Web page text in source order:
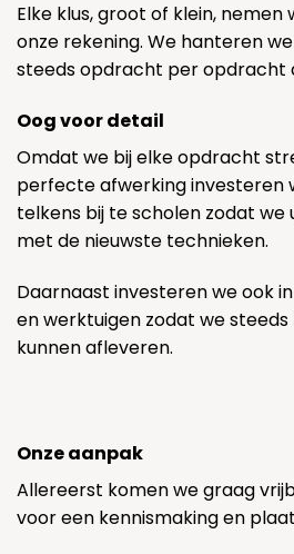
Elke klus, groot of klein,
onze rekening. We hanteren
steeds opdracht per opdracht
Oog voor detail
Omdat we bij elke opdracht
perfecte afwerking investeren
telkens bij te scholen zodat we
met de nieuwste technieken.
Daarnaast investeren we ook
en werktuigen zodat we
kunnen afleveren.
Onze aanpak
Allereerst komen we graag
voor een kennismaking en